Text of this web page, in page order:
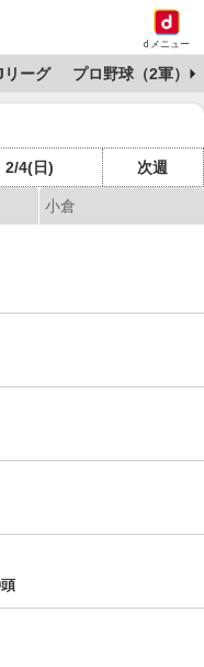
dメニュー
リーグ プロ野球（2軍）
2/4(日) 次週
小倉